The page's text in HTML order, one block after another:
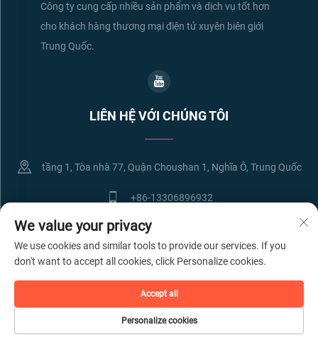
Công ty cung cấp nhiều sản phẩm và dịch vụ tốt hơn
cho khách hàng thương mại điện tử xuyên biên giới
Trung Quốc.
LIÊN HỆ VỚI CHÚNG TÔI
tầng 1, Tòa nhà 77, Quận Choushan 1, Nghĩa Ô, Trung Quốc
+86-13306896932
[email protected]
Bản quyền © Công ty TNHH Vận tải Quốc tế Yiwu Lianbao. Bảo lưu mọi
Chính sách bảo mật
GIỚI THIỆU VỀ
We value your privacy
We use cookies and similar tools to provide our services. If you
don't want to accept all cookies, click Personalize cookies.
Personalize cookies
Accept all